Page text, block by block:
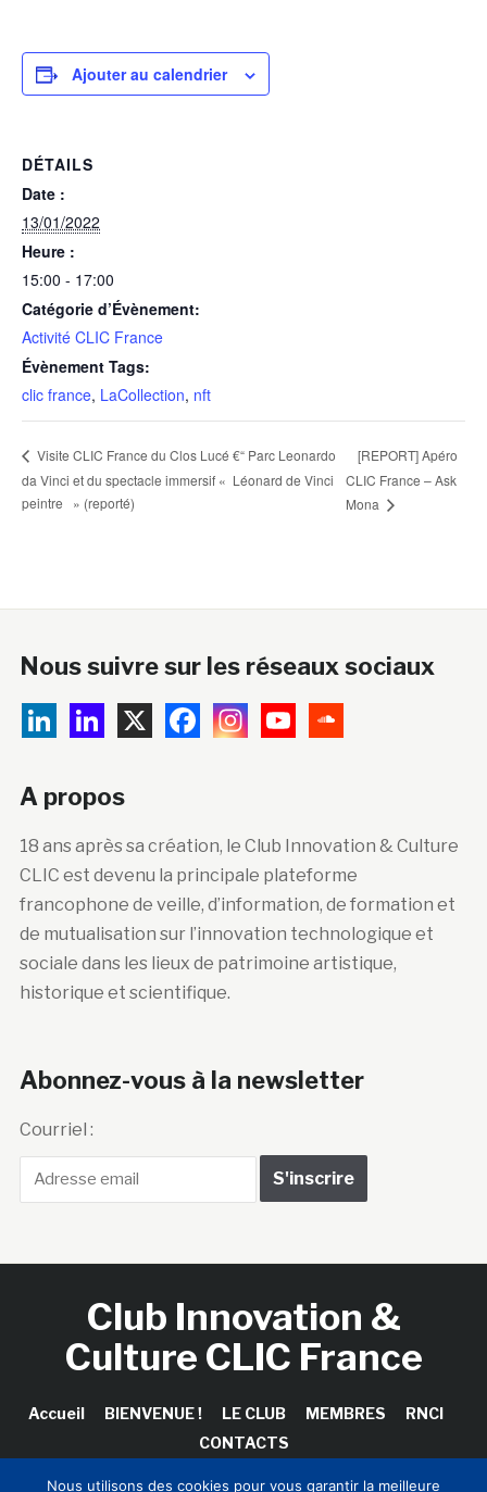
Ajouter au calendrier
DÉTAILS
Date :
13/01/2022
Heure :
15:00 - 17:00
Catégorie d’Évènement:
Activité CLIC France
Évènement Tags:
clic france, LaCollection, nft
Visite CLIC France du Clos Lucé €“ Parc Leonardo
da Vinci et du spectacle immersif « Léonard de Vinci
peintre » (reporté)
[REPORT] Apéro
CLIC France – Ask
Mona
Nous suivre sur les réseaux sociaux
A propos
18 ans après sa création, le Club Innovation & Culture
CLIC est devenu la principale plateforme
francophone de veille, d’information, de formation et
de mutualisation sur l’innovation technologique et
sociale dans les lieux de patrimoine artistique,
historique et scientifique.
Abonnez-vous à la newsletter
Courriel :
Club Innovation &
Culture CLIC France
Accueil BIENVENUE ! LE CLUB MEMBRES
RNCI
CONTACTS
Nous utilisons des cookies pour vous garantir la meilleure